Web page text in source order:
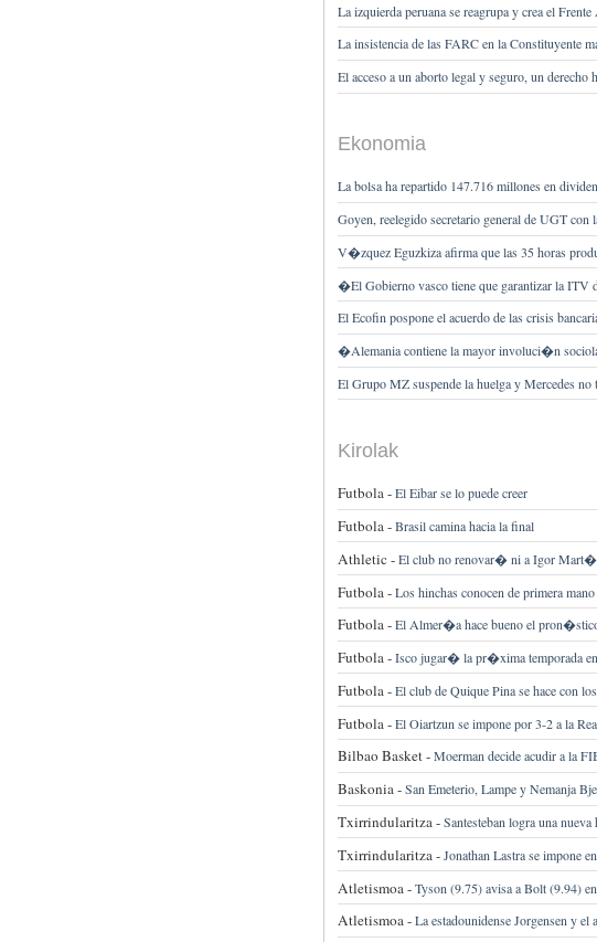
La izquierda peruana se reagrupa y crea el
La insistencia de las FARC en la
El acceso a un aborto legal y seguro, un derecho
Ekonomia
La bolsa ha repartido 147.716 millones en
Goyen, reelegido secretario general de UGT
V�zquez Eguzkiza afirma que las 35 horas
�El Gobierno vasco tiene que garantizar la
El Ecofin pospone el acuerdo de las crisis
�Alemania contiene la mayor involuci�n
El Grupo MZ suspende la huelga y Mercedes
Kirolak
Futbola -El Eibar se lo puede creer
Futbola -Brasil camina hacia la final
Athletic -El club no renovar� ni a Igor
Futbola -Los hinchas conocen de primera
Futbola -El Almer�a hace bueno el
Futbola -Isco jugar� la pr�xima temporada
Futbola -El club de Quique Pina se hace con
Futbola -El Oiartzun se impone por 3-2 a la
Bilbao Basket -Moerman decide acudir a la
Baskonia -San Emeterio, Lampe y Nemanja
Txirrindularitza -Santesteban logra una
Txirrindularitza -Jonathan Lastra se impone
Atletismoa -Tyson (9.75) avisa a Bolt (9.94)
Atletismoa -La estadounidense Jorgensen y